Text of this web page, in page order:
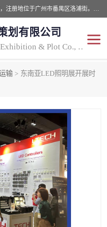
广州中际展览策划有限公司成立于2005年，注册地位于广州市番禺区洛浦街。经营范围包括会议及展览服务，大型活动组织策划服务，展台设计服务，广告业等；主要从事国外广告、标识、印花、LED、照明、光电、灯光、音响、视听、电子展览会等，展位预定-展品运输-签证-行程安排-补贴一站式服务。
划有限公司
Guangzhou CNIntl Exhibition & Plot Co., Ltd.
输 > 东南亚LED照明展开展时
展品运输
视听-灯光音响展
2025年国内中国香港照明
展